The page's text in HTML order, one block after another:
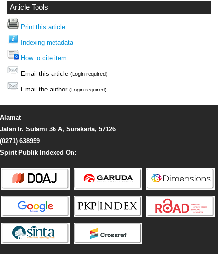
Article Tools
Print this article
Indexing metadata
How to cite item
Email this article (Login required)
Email the author (Login required)
Alamat
Jalan Ir. Sutami 36 A, Surakarta, 57126
(0271) 638959
Spirit Publik Indexed On: